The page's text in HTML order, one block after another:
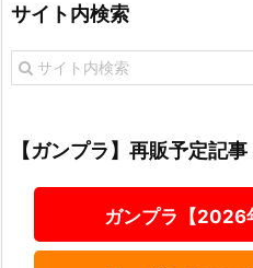
サイト内検索
【ガンプラ】再販予定記事
ガンプラ【2026